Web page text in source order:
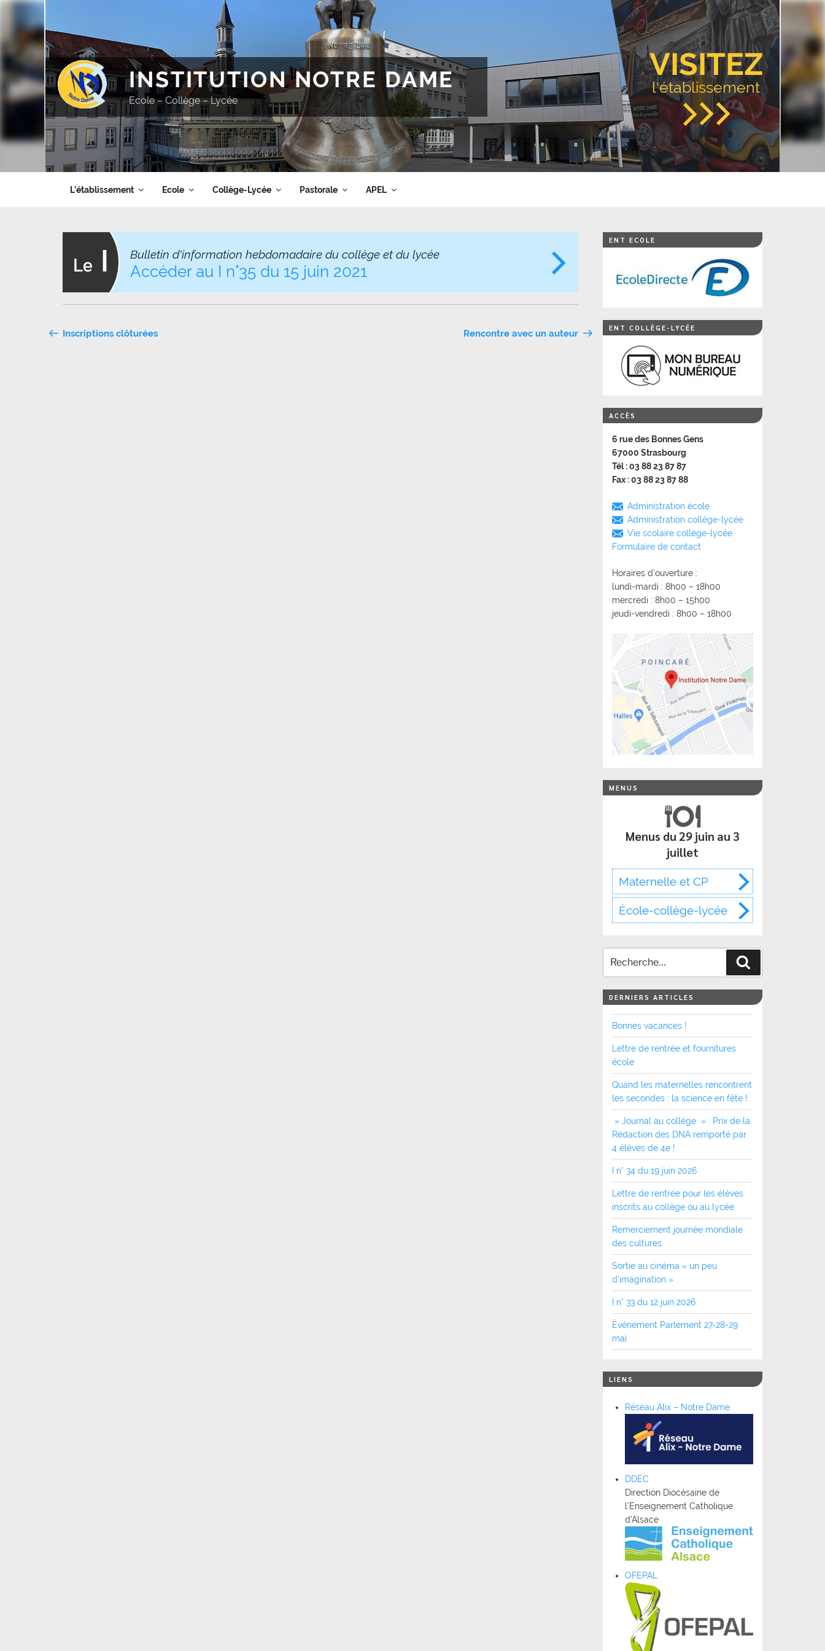
Aller
contenu
principal
VISITEZ
l'établissement
INSTITUTION NOTRE DAME
Ecole – Collège – Lycée
L’établissement Ecole Collège-Lycée Pastorale APEL
Bulletin d'information hebdomadaire du collège et du lycée
Accéder au I n°35 du 15 juin 2021
Navigation
Inscriptions clôturées Rencontre avec un auteur
ENT ECOLE
ENT COLLÈGE-LYCÉE
ACCÈS
6 rue des Bonnes Gens
67000 Strasbourg
Tél : 03 88 23 87 87
Fax : 03 88 23 87 88
Administration école
Administration collège-lycée
Vie scolaire collège-lycée
Formulaire de contact
Horaires d’ouverture :
lundi-mardi : 8h00 – 18h00
mercredi : 8h00 – 15h00
jeudi-vendredi : 8h00 – 18h00
MENUS
Menus du 29 juin au 3
juillet
Maternelle et CP
École-collège-lycée
DERNIERS ARTICLES
Bonnes vacances !
Lettre de rentrée et fournitures
école
Quand les maternelles rencontrent
les secondes : la science en fête !
» Journal au collège » : Prix de la
Rédaction des DNA remporté par
4 élèves de 4e !
I n° 34 du 19 juin 2026
Lettre de rentrée pour les élèves
inscrits au collège ou au lycée
Remerciement journée mondiale
des cultures
Sortie au cinéma « un peu
d’imagination »
I n° 33 du 12 juin 2026
Événement Parlement 27-28-29
mai
LIENS
Réseau Alix – Notre Dame
DDEC
Direction Diocésaine de
l’Enseignement Catholique
d’Alsace
OFEPAL